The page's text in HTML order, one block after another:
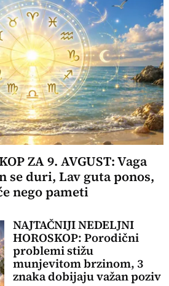
ZA 9. AVGUST: Vaga
se duri, Lav guta ponos,
nego pameti
NAJTAČNIJI NEDELJNI
HOROSKOP: Porodični
problemi stižu
munjevitom brzinom, 3
znaka dobijaju važan poziv